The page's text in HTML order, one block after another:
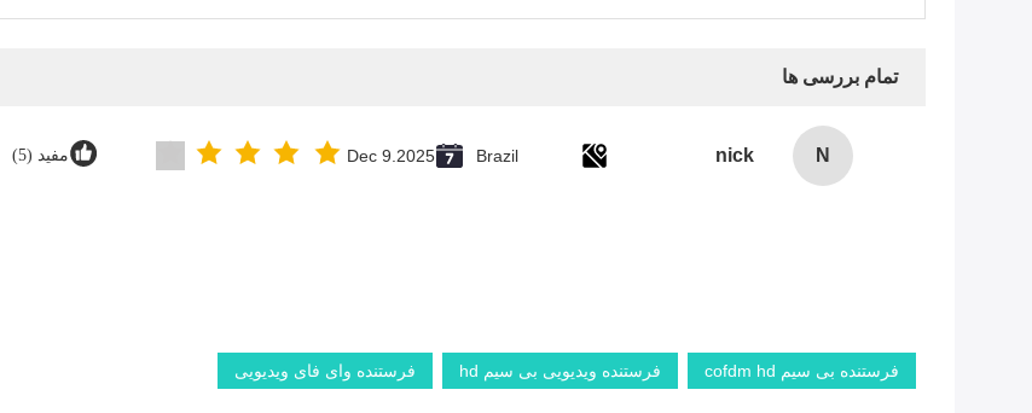
تمام بررسی ها
N
nick
Brazil
Dec 9.2025 مفید (5)
فرستنده بی سیم cofdm hd فرستنده ویدیویی بی سیم hd فرستنده وای فای ویدیویی